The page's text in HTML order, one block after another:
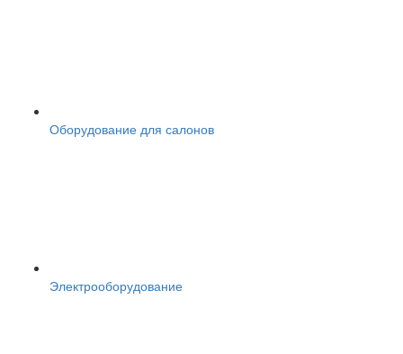
Оборудование для салонов
Электрооборудование